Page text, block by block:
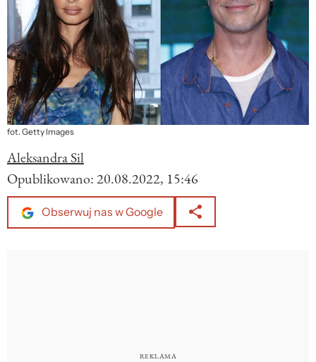
fot. Getty Images
Aleksandra Sil
Opublikowano:20.08.2022, 15:46
Obserwuj nas w Google